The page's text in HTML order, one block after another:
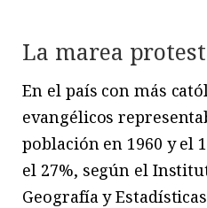
La marea
En el país con más
evangélicos
población en 1960 y el
el 27%, según el
Geografía y